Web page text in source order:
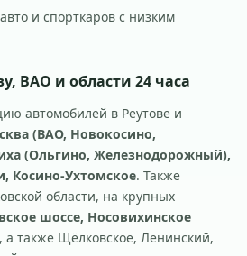
и спорткаров с низким
ВАО и области 24 часа
автомобилей в Реутове и
(ВАО, Новокосино,
(Ольгино, Железнодорожный),
Косино-Ухтомское. Также
области, на крупных
шоссе, Носовихинское
, а также Щёлковское, Ленинский,